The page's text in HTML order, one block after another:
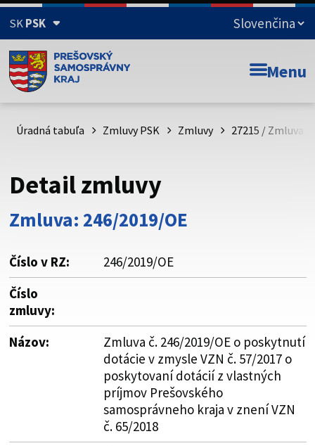
SKPSK
Doména psk.sk je oficiálna
Toto je oficiálna webová stránka Prešovského
psk.sk.
Buďte pozorní a vždy sa uistite, že zdieľate informácie iba
cez zabezpečenú webovú stránku. Zabezpečená stránka
vždy začína https:// pred názvom domény webového sídla.
Menu
Úradná tabuľa Zmluvy PSK Zmluvy 27215 / Zmluva
Detail zmluvy
Zmluva: 246/2019/OE
Číslo v RZ:
246/2019/OE
Číslo
zmluvy:
Názov:
Zmluva č. 246/2019/OE o poskytnutí
dotácie v zmysle VZN č. 57/2017 o
poskytovaní dotácií z vlastných
príjmov Prešovského
samosprávneho kraja v znení VZN
č. 65/2018